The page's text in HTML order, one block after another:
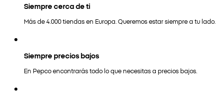
Siempre cerca de ti
Más de 4.000 tiendas en Europa. Queremos estar siempre a tu lado.
Siempre precios bajos
En Pepco encontrarás todo lo que necesitas a precios bajos.